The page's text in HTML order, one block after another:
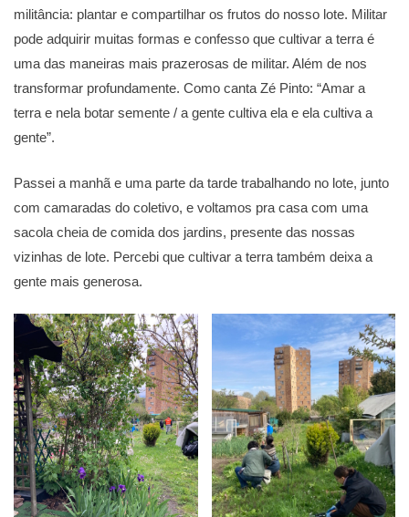
militância: plantar e compartilhar os frutos do nosso lote. Militar
pode adquirir muitas formas e confesso que cultivar a terra é
uma das maneiras mais prazerosas de militar. Além de nos
transformar profundamente. Como canta Zé Pinto: “Amar a
terra e nela botar semente / a gente cultiva ela e ela cultiva a
gente”.
Passei a manhã e uma parte da tarde trabalhando no lote, junto
com camaradas do coletivo, e voltamos pra casa com uma
sacola cheia de comida dos jardins, presente das nossas
vizinhas de lote. Percebi que cultivar a terra também deixa a
gente mais generosa.